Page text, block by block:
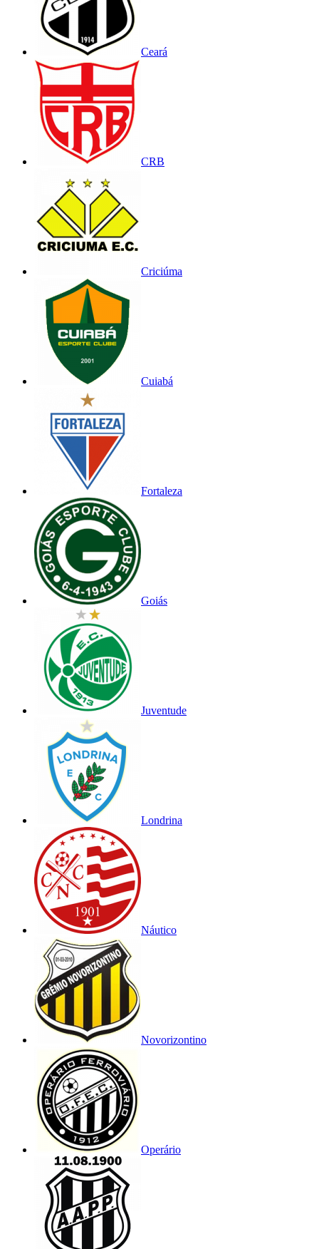
Ceará
CRB
Criciúma
Cuiabá
Fortaleza
Goiás
Juventude
Londrina
Náutico
Novorizontino
Operário